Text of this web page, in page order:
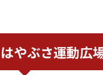
はやぶさ運動広